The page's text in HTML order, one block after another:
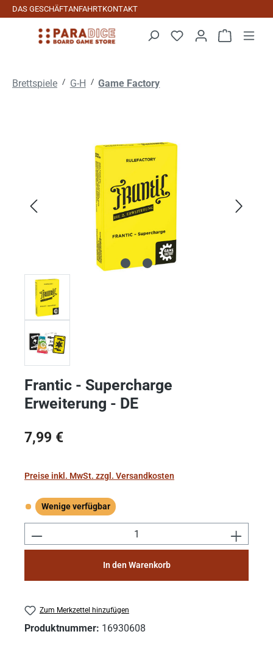
Zum Hauptinhalt springen
DAS GESCHÄFTANFAHRTKONTAKT
Brettspiele / G-H / Game Factory
Bildergalerie überspringen
Frantic - Supercharge
Erweiterung - DE
Regulärer Preis:
7,99 €
Preise inkl. MwSt. zzgl. Versandkosten
Wenige verfügbar
Wenige verfügbar
Produkt Anzahl: Gib den gewünschten
In den Warenkorb
Zum Merkzettel hinzufügen
Produktnummer: 16930608